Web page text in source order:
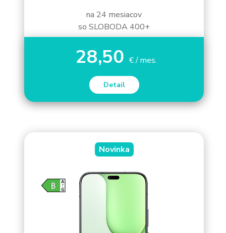
na 24 mesiacov
so SLOBODA 400+
28,50 € / mes.
Detail
Novinka